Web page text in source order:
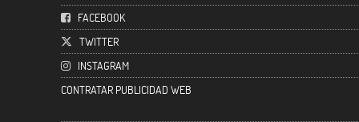
FACEBOOK
TWITTER
INSTAGRAM
CONTRATAR PUBLICIDAD WEB